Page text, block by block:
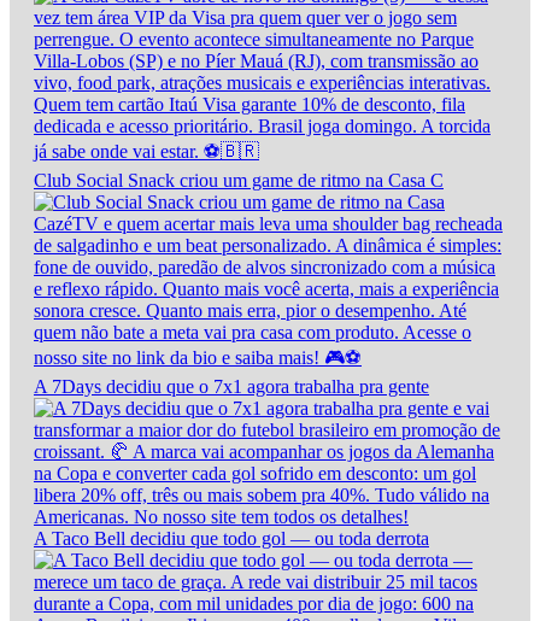
Club Social Snack criou um game de ritmo na Casa C
A 7Days decidiu que o 7x1 agora trabalha pra gente
A Taco Bell decidiu que todo gol — ou toda derrota